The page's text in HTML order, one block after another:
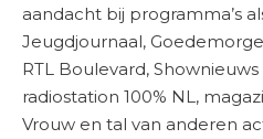
aandacht bij programma’s
Jeugdjournaal,
RTL Boulevard,
radiostation 100% NL,
Vrouw en tal van anderen